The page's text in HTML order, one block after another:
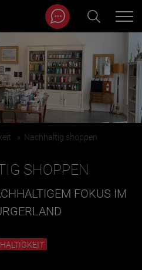
» Nachhaltig shoppen
SHOPPEN
FOKUS IM